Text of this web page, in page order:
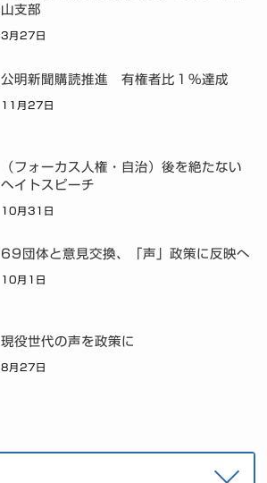
山支部
3月27日
公明新聞購読推進 有権者比１％達成
11月27日
（フォーカス人権・自治）後を絶たない
ヘイトスピーチ
10月31日
69団体と意見交換、「声」政策に反映へ
10月1日
現役世代の声を政策に
8月27日